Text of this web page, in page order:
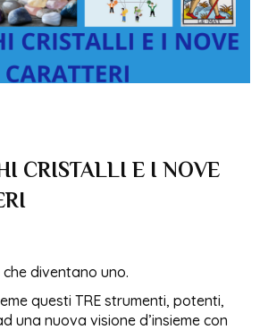
CRISTALLI E I NOVE
che diventano uno.
questi TRE strumenti, potenti,
una nuova visione d’insieme con